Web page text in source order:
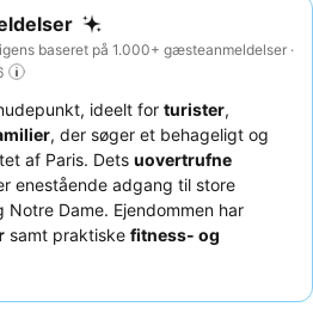
baseret på 1.000+ gæsteanmeldelser ·
ideelt for turister,
, der søger et behageligt og
af Paris. Dets uovertrufne
enestående adgang til store
Dame. Ejendommen har
samt praktiske fitness- og